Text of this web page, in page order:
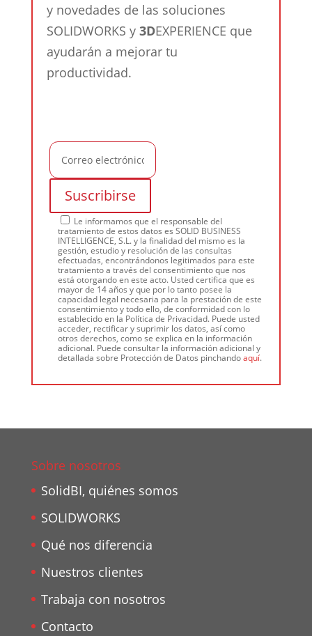
y novedades de las soluciones
SOLIDWORKS y3DEXPERIENCE que
ayudarán a mejorar tu
productividad.
Le informamos que el responsable del
tratamiento de estos datos es SOLID BUSINESS
INTELLIGENCE, S.L. y la finalidad del mismo es la
gestión, estudio y resolución de las consultas
efectuadas, encontrándonos legitimados para este
tratamiento a través del consentimiento que nos
está otorgando en este acto. Usted certifica que es
mayor de 14 años y que por lo tanto posee la
capacidad legal necesaria para la prestación de este
consentimiento y todo ello, de conformidad con lo
establecido en la Política de Privacidad. Puede usted
acceder, rectificar y suprimir los datos, así como
otros derechos, como se explica en la información
adicional. Puede consultar la información adicional y
detallada sobre Protección de Datos pinchandoaquí.
Sobre nosotros
SolidBI, quiénes somos
SOLIDWORKS
Qué nos diferencia
Nuestros clientes
Trabaja con nosotros
Contacto